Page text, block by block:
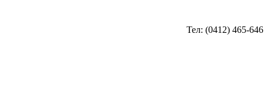
Тел: (0412) 465-646